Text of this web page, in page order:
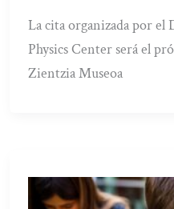
La cita organizada por
Physics Center será el
Zientzia Museoa